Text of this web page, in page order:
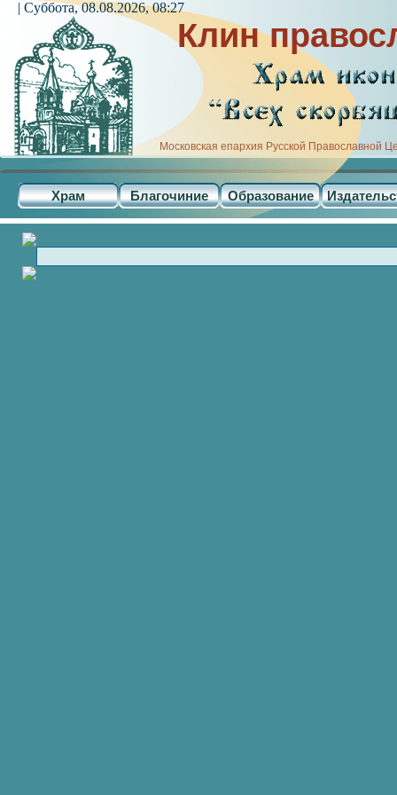
Клин
Московская епархия Русской Православной
Храм Благочиние Образование
| Суббота, 08.08.2026, 08:27